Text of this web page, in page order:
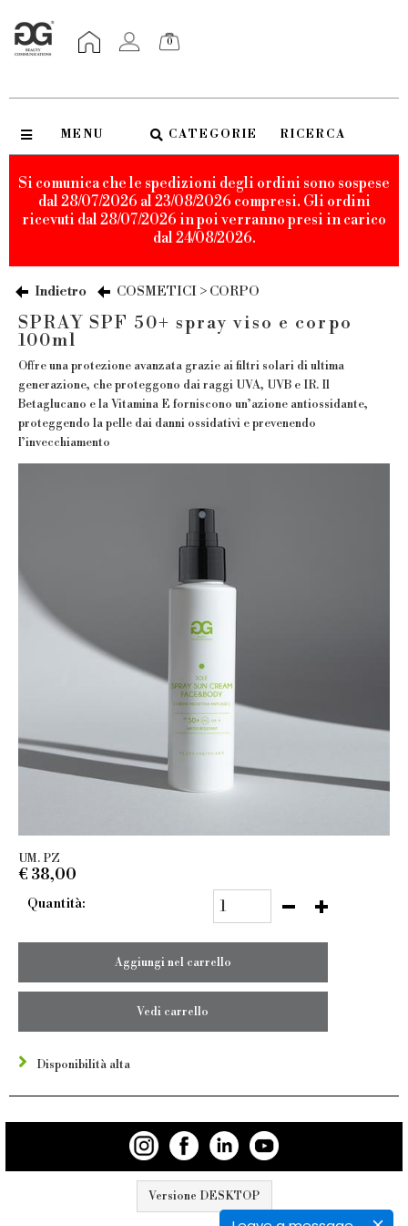
0
MENU CATEGORIE RICERCA
Si comunica che le spedizioni degli ordini sono sospese
dal 28/07/2026 al 23/08/2026 compresi. Gli ordini
ricevuti dal 28/07/2026 in poi verranno presi in carico
dal 24/08/2026.
Indietro COSMETICI > CORPO
SPRAY SPF 50+ spray viso e corpo
100ml
Offre una protezione avanzata grazie ai filtri solari di ultima
generazione, che proteggono dai raggi UVA, UVB e IR. Il
Betaglucano e la Vitamina E forniscono un’azione antiossidante,
proteggendo la pelle dai danni ossidativi e prevenendo
l’invecchiamento
UM. PZ
€ 38,00
Quantità:
Aggiungi nel carrello
Vedi carrello
Disponibilità alta
Versione DESKTOP